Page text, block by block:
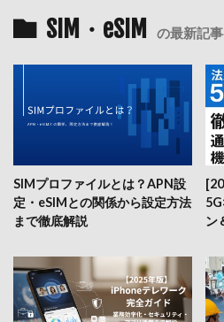
SIM・eSIM の最新記
SIMプロファイルとは？APN設
定・eSIMとの関係から設定方法
まで徹底解説
ン